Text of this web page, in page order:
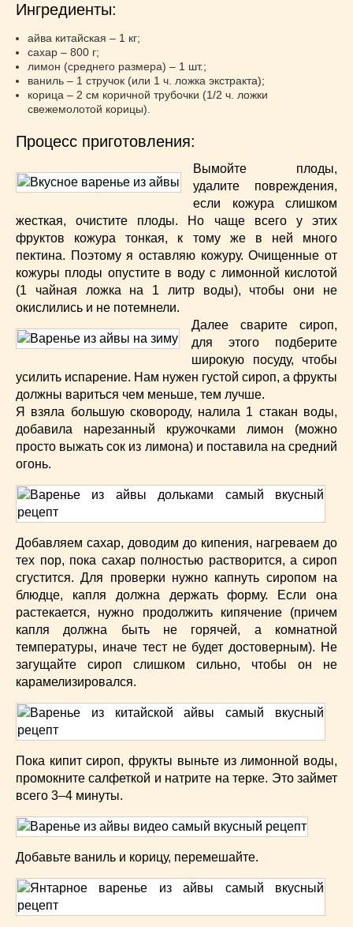
Что приготовить из тыквы
Что приготовить на завтрак?
Что приготовить на ужин?
Японская кухня(16)
Ингредиенты:
айва китайская – 1 кг;
сахар – 800 г;
лимон (среднего размера) – 1 шт.;
ваниль – 1 стручок (или 1 ч. ложка экстракта);
корица – 2 см коричной трубочки (1/2 ч. ложки
свежемолотой корицы).
Процесс приготовления:
Вымойте плоды,
удалите повреждения,
если кожура слишком
жесткая, очистите плоды. Но чаще всего у этих
фруктов кожура тонкая, к тому же в ней много
пектина. Поэтому я оставляю кожуру. Очищенные от
кожуры плоды опустите в воду с лимонной кислотой
(1 чайная ложка на 1 литр воды), чтобы они не
окислились и не потемнели.
Далее сварите сироп,
для этого подберите
широкую посуду, чтобы
усилить испарение. Нам нужен густой сироп, а фрукты
должны вариться чем меньше, тем лучше.
Я взяла большую сковороду, налила 1 стакан воды,
добавила нарезанный кружочками лимон (можно
просто выжать сок из лимона) и поставила на средний
огонь.
Добавляем сахар, доводим до кипения, нагреваем до
тех пор, пока сахар полностью растворится, а сироп
сгустится. Для проверки нужно капнуть сиропом на
блюдце, капля должна держать форму. Если она
растекается, нужно продолжить кипячение (причем
капля должна быть не горячей, а комнатной
температуры, иначе тест не будет достоверным). Не
загущайте сироп слишком сильно, чтобы он не
карамелизировался.
Пока кипит сироп, фрукты выньте из лимонной воды,
промокните салфеткой и натрите на терке. Это займет
всего 3–4 минуты.
Добавьте ваниль и корицу, перемешайте.